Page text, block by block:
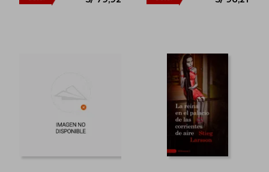
55%
dcto.